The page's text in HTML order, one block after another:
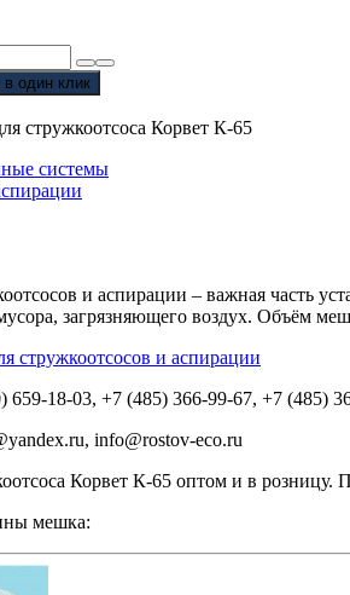
в один клик
стружкоотсоса Корвет К-65
системы
и аспирации – важная часть
загрязняющего воздух. Объём
стружкоотсосов и аспирации
659-18-03, +7 (485) 366-99-67, +7 (485)
info@rostov-eco.ru
Корвет К-65 оптом и в
мешка: